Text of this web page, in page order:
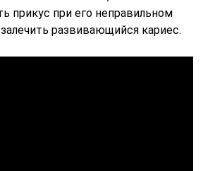
прикус при его неправильном
развивающийся кариес.